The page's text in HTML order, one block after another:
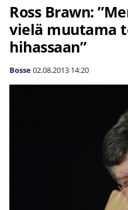
Ross Brawn:
vielä muutama
hihassaan”
Bosse02.08.2013 14:20